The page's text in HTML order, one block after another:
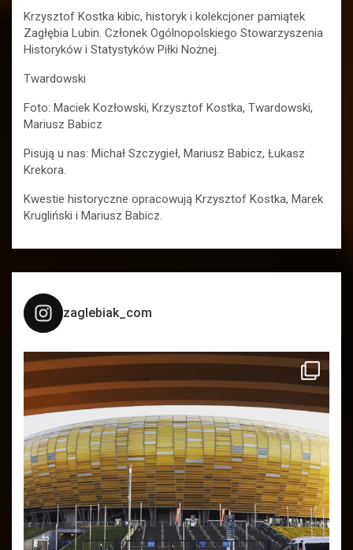
Krzysztof Kostka kibic, historyk i kolekcjoner pamiątek
Zagłębia Lubin. Członek Ogólnopolskiego Stowarzyszenia
Historyków i Statystyków Piłki Nożnej.
Twardowski
Foto: Maciek Kozłowski, Krzysztof Kostka, Twardowski,
Mariusz Babicz
Pisują u nas: Michał Szczygieł, Mariusz Babicz, Łukasz
Krekora.
Kwestie historyczne opracowują Krzysztof Kostka, Marek
Krugliński i Mariusz Babicz.
zaglebiak_com